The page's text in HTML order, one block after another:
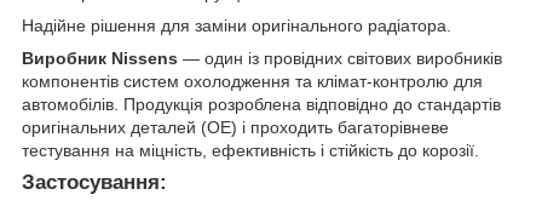
Надійне рішення для заміни оригінального радіатора.
Виробник Nissens — один із провідних світових виробників
компонентів систем охолодження та клімат-контролю для
автомобілів. Продукція розроблена відповідно до стандартів
оригінальних деталей (OE) і проходить багаторівневе
тестування на міцність, ефективність і стійкість до корозії.
Застосування: